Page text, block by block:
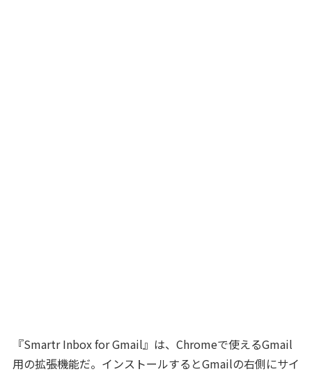
『Smartr Inbox for Gmail』は、Chromeで使えるGmail
用の拡張機能だ。インストールするとGmailの右側にサイ